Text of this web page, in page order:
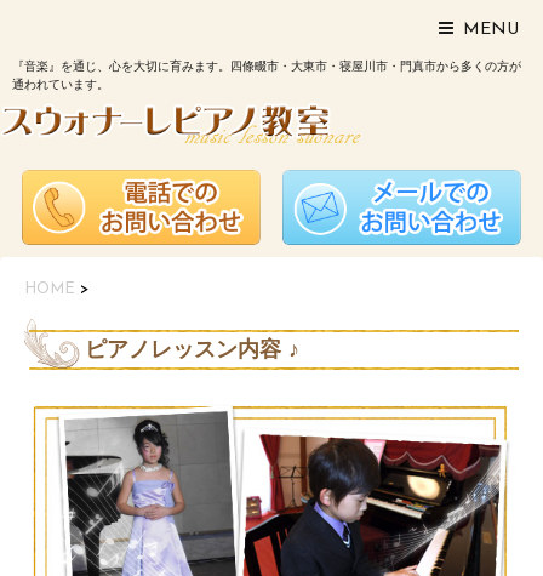
MENU
『音楽』を通じ、心を大切に育みます。四條畷市・大東市・寝屋川市・門真市から多くの方が
通われています。
HOME >
ピアノレッスン内容 ♪